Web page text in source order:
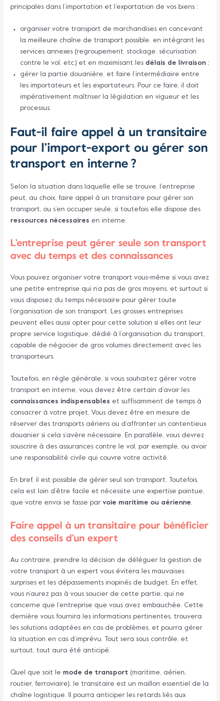
principales dans l’importation et l’exportation de vos biens :
organiser votre transport de marchandises en concevant
la meilleure chaîne de transport possible, en intégrant les
services annexes (regroupement, stockage, sécurisation
contre le vol, etc.) et en maximisant les délais de livraison ;
gérer la partie douanière, et faire l’intermédiaire entre
les importateurs et les exportateurs. Pour ce faire, il doit
impérativement maîtriser la législation en vigueur et les
processus.
Faut-il faire appel à un transitaire
pour l’import-export ou gérer son
transport en interne ?
Selon la situation dans laquelle elle se trouve, l’entreprise
peut, au choix, faire appel à un transitaire pour gérer son
transport, ou s’en occuper seule, si toutefois elle dispose des
ressources nécessaires en interne.
L’entreprise peut gérer seule son transport
avec du temps et des connaissances
Vous pouvez organiser votre transport vous-même si vous avez
une petite entreprise qui n’a pas de gros moyens, et surtout si
vous disposez du temps nécessaire pour gérer toute
l’organisation de son transport. Les grosses entreprises
peuvent elles aussi opter pour cette solution si elles ont leur
propre service logistique, dédié à l’organisation du transport,
capable de négocier de gros volumes directement avec les
transporteurs.
Toutefois, en règle générale, si vous souhaitez gérer votre
transport en interne, vous devez être certain d’avoir les
connaissances indispensables et suffisamment de temps à
consacrer à votre projet. Vous devez être en mesure de
réserver des transports aériens ou d’affronter un contentieux
douanier si cela s’avère nécessaire. En parallèle, vous devrez
souscrire à des assurances contre le vol, par exemple, ou avoir
une responsabilité civile qui couvre votre activité.
En bref, il est possible de gérer seul son transport. Toutefois,
cela est loin d’être facile et nécessite une expertise pointue,
que votre envoi se fasse parvoie maritime ou aérienne.
Faire appel à un transitaire pour bénéficier
des conseils d’un expert
Au contraire, prendre la décision de déléguer la gestion de
votre transport à un expert vous évitera les mauvaises
surprises et les dépassements inopinés de budget. En effet,
vous n’aurez pas à vous soucier de cette partie, qui ne
concerne que l’entreprise que vous avez embauchée. Cette
dernière vous fournira les informations pertinentes, trouvera
les solutions adaptées en cas de problèmes, et pourra gérer
la situation en cas d’imprévu. Tout sera sous contrôle, et
surtout, tout aura été anticipé.
Quel que soit le mode de transport (maritime, aérien,
routier, ferroviaire), le transitaire est un maillon essentiel de la
chaîne logistique. Il pourra anticiper les retards liés aux